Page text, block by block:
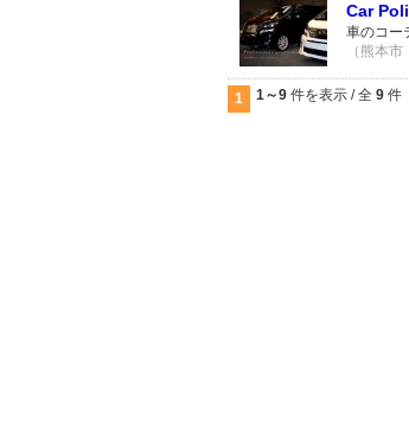
Car
車のコー
（熊本
1 1～9 件を表示 / 全 9 件